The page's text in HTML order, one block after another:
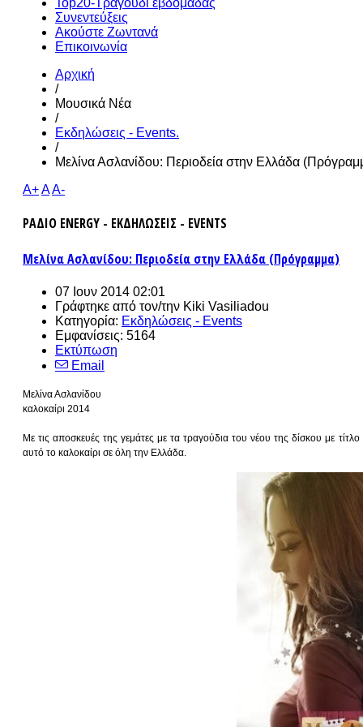
Top20-Τραγούδι εβδομάδας
Συνεντεύξεις
Ακούστε Ζωντανά
Επικοινωνία
Αρχική
/
Μουσικά Νέα
/
Εκδηλώσεις - Events.
/
Μελίνα Ασλανίδου: Περιοδεία στην Ελλάδα
A+AA-
ΡΑΔΙΟ ENERGY - ΕΚΔΗΛΩΣΕΙΣ - EVENTS
Μελίνα Ασλανίδου: Περιοδεία στην Ελλάδα (Πρόγραμμα)
07 Ιουν 2014 02:01
Γράφτηκε από τον/την Kiki Vasiliadou
Κατηγορία: Εκδηλώσεις - Events
Εμφανίσεις: 5164
Εκτύπωση
Email
Μελίνα Ασλανίδου
καλοκαίρι 2014
Με τις αποσκευές της γεμάτες με τα τραγούδια του νέου της δίσκου με
αυτό το καλοκαίρι σε όλη την Ελλάδα.